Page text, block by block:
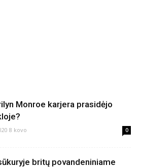
Monroe karjera prasidėjo
8 kovo 0
britų povandeniniame